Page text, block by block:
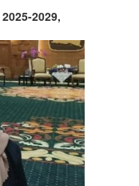
2029,